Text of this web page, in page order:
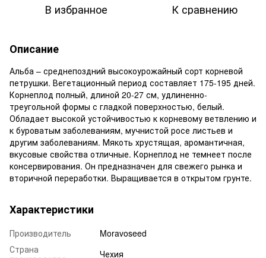
В избранное К сравнению
Описание
Альба – среднепоздний высокоурожайный сорт корневой
петрушки. Вегетационный период составляет 175-195 дней.
Корнеплод полный, длиной 20-27 см, удлиненно-
треугольной формы с гладкой поверхностью, белый.
Обладает высокой устойчивостью к корневому ветвлению и
к буроватым заболеваниям, мучнистой росе листьев и
другим заболеваниям. Мякоть хрустящая, аромантичная,
вкусовые свойства отличные. Корнеплод не темнеет после
консервирования. Он предназначен для свежего рынка и
вторичной переработки. Выращивается в открытом грунте.
Характеристики
Производитель
Moravoseed
Страна
Чехия